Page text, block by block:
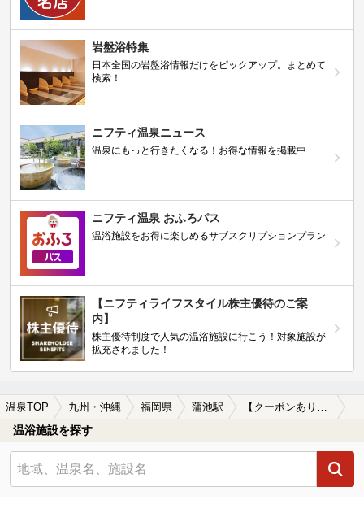
岩盤浴特集
日本全国の岩盤浴情報だけをピックアップ。まとめて
検索！
ニフティ温泉ニュース
温泉にもっと行きたくなる！お得な情報を掲載中
ニフティ温泉 おふろパス
温浴施設をお得に楽しめるサブスクリプションプラン
【ニフティライフスタイル株主優待のご案
内】
株主優待制度で人気の温浴施設に行こう！対象施設が
拡充されました！
温泉TOP 九州・沖縄 福岡県 蒲池駅
温浴施設を探す